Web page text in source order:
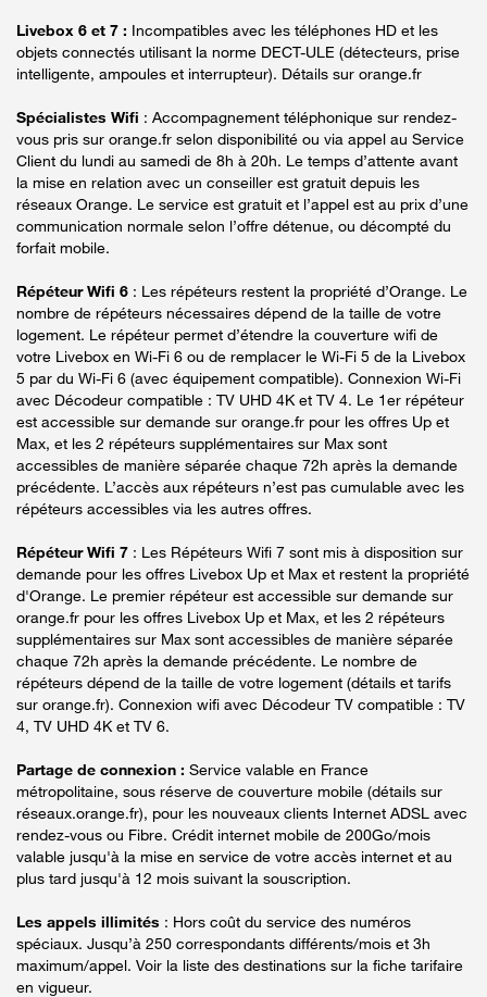
Livebox 6 et 7 : Incompatibles avec les téléphones HD et les
objets connectés utilisant la norme DECT-ULE (détecteurs, prise
intelligente, ampoules et interrupteur). Détails sur orange.fr
Spécialistes Wifi : Accompagnement téléphonique sur rendez-
vous pris sur orange.fr selon disponibilité ou via appel au Service
Client du lundi au samedi de 8h à 20h. Le temps d’attente avant
la mise en relation avec un conseiller est gratuit depuis les
réseaux Orange. Le service est gratuit et l’appel est au prix d’une
communication normale selon l’offre détenue, ou décompté du
forfait mobile.
Répéteur Wifi 6 : Les répéteurs restent la propriété d’Orange. Le
nombre de répéteurs nécessaires dépend de la taille de votre
logement. Le répéteur permet d’étendre la couverture wifi de
votre Livebox en Wi-Fi 6 ou de remplacer le Wi-Fi 5 de la Livebox
5 par du Wi-Fi 6 (avec équipement compatible). Connexion Wi-Fi
avec Décodeur compatible : TV UHD 4K et TV 4. Le 1er répéteur
est accessible sur demande sur orange.fr pour les offres Up et
Max, et les 2 répéteurs supplémentaires sur Max sont
accessibles de manière séparée chaque 72h après la demande
précédente. L’accès aux répéteurs n’est pas cumulable avec les
répéteurs accessibles via les autres offres.
Répéteur Wifi 7 : Les Répéteurs Wifi 7 sont mis à disposition sur
demande pour les offres Livebox Up et Max et restent la propriété
d'Orange. Le premier répéteur est accessible sur demande sur
orange.fr pour les offres Livebox Up et Max, et les 2 répéteurs
supplémentaires sur Max sont accessibles de manière séparée
chaque 72h après la demande précédente. Le nombre de
répéteurs dépend de la taille de votre logement (détails et tarifs
sur orange.fr). Connexion wifi avec Décodeur TV compatible : TV
4, TV UHD 4K et TV 6.
Partage de connexion : Service valable en France
métropolitaine, sous réserve de couverture mobile (détails sur
réseaux.orange.fr), pour les nouveaux clients Internet ADSL avec
rendez-vous ou Fibre. Crédit internet mobile de 200Go/mois
valable jusqu'à la mise en service de votre accès internet et au
plus tard jusqu'à 12 mois suivant la souscription.
Les appels illimités : Hors coût du service des numéros
spéciaux. Jusqu’à 250 correspondants différents/mois et 3h
maximum/appel. Voir la liste des destinations sur la fiche tarifaire
en vigueur.